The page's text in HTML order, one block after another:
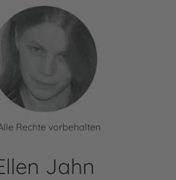
Rechte vorbehalten
Jahn